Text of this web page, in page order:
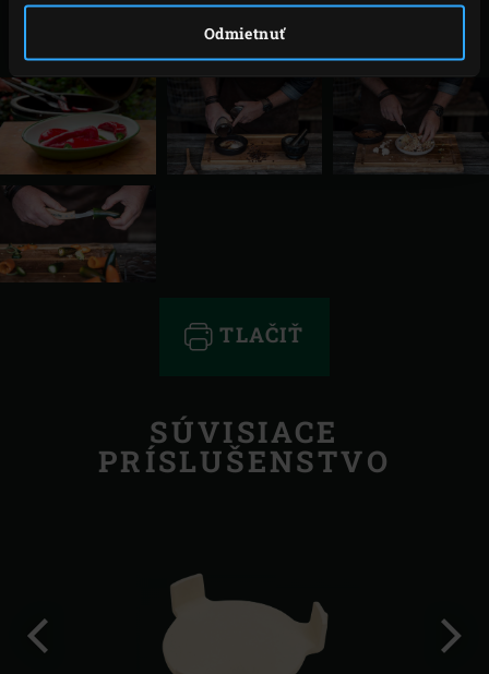
Odmietnuť
Namiesto špicatých paprík môžete tiež použiť
papričky jalapeño.
TLAČIŤ
SÚVISIACE
PRÍSLUŠENSTVO